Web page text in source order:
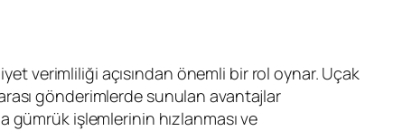
verimliliği açısından önemli bir rol oynar. Uçak
gönderimlerde sunulan avantajlar
gümrük işlemlerinin hızlanması ve